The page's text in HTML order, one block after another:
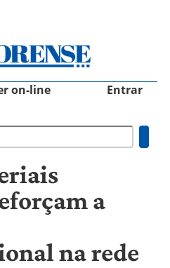
on-line Entrar
a
na rede